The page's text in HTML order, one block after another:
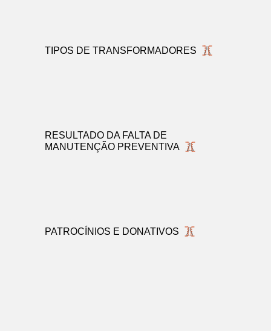
TIPOS DE TRANSFORMADORES
RESULTADO DA FALTA DE
MANUTENÇÃO PREVENTIVA
PATROCÍNIOS E DONATIVOS